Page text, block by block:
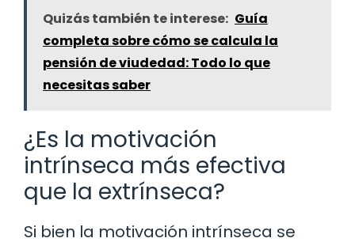
Quizás también te interese: Guía
completa sobre cómo se calcula la
pensión de viudedad: Todo lo que
necesitas saber
¿Es la motivación
intrínseca más efectiva
que la extrínseca?
Si bien la motivación intrínseca se